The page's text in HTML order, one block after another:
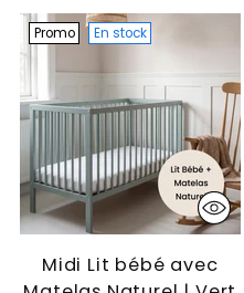
Promo En stock
Midi Lit bébé avec